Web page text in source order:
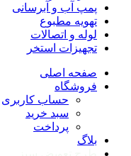
پمپ آب و آبرسانی
تهویه مطبوع
لوله و اتصالات
تجهیزات استخر
صفحه اصلی
فروشگاه
حساب کاربری
سبد خرید
پرداخت
بلاگ